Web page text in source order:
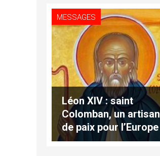
MESSAGES
Léon XIV : saint
Colomban, un artisan
de paix pour l’Europe